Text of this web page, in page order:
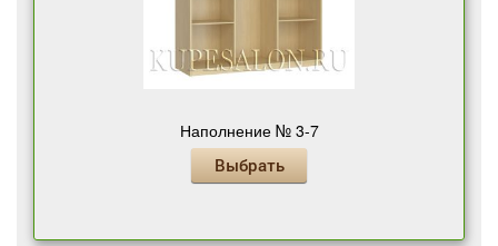
Наполнение № 3-7
Выбрать